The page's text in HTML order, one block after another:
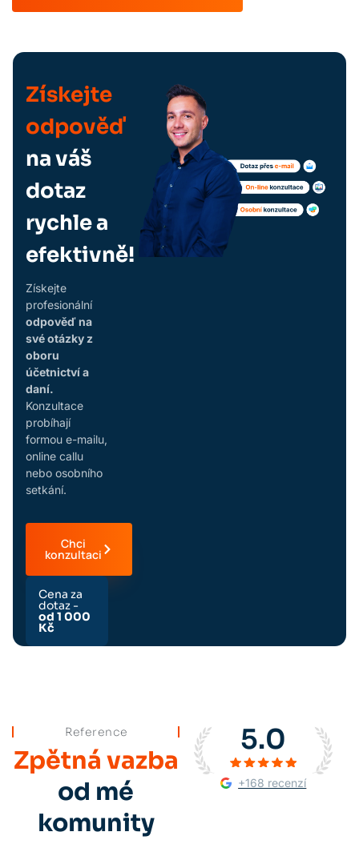
Získejte
odpověď
na váš
dotaz
rychle a
efektivně!
Získejte
profesionální
odpověď na
své otázky z
oboru
účetnictví a
daní.
Konzultace
probíhají
formou e-mailu,
online callu
nebo osobního
setkání.
Chci
konzultaci
Cena za
dotaz -
od 1 000
Kč
Reference
Zpětná vazba
od mé
komunity
5.0
+168 recenzí